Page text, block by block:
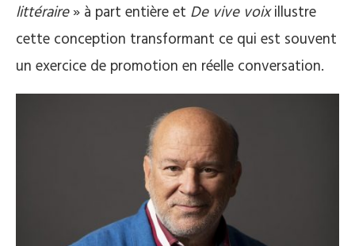
littéraire» à part entière et De vive voixillustre
cette conception transformant ce qui est souvent
un exercice de promotion en réelle conversation.